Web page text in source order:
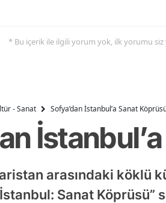
* Bu içerik ile ilgili yorum yok, ilk yorumu siz
- Sanat Sofya’dan İstanbul’a Sanat
arasındaki köklü
Sanat Köprüsü”